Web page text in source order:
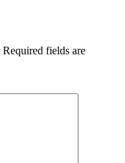
Required fields are